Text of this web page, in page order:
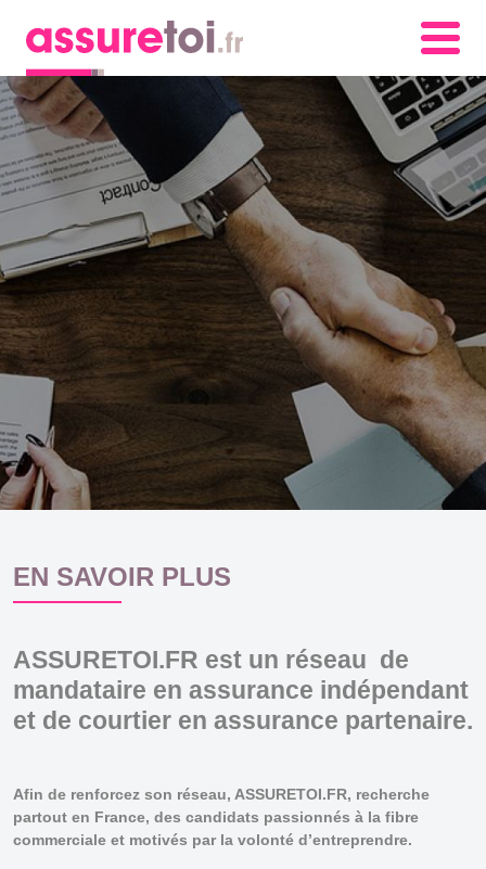
EN SAVOIR PLUS
ASSURETOI.FR est un réseau de
mandataire en assurance indépendant
et de courtier en assurance partenaire.
Afin de renforcez son réseau, ASSURETOI.FR, recherche
partout en France, des candidats passionnés à la fibre
commerciale et motivés par la volonté d’entreprendre.